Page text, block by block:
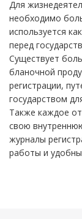
Для
необходимо
используется
перед
Существует
бланочной
регистрации,
государством
Также каждое
свою
журналы
работы и удобны